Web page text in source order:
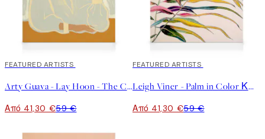
30%*
FEATURED ARTISTS
Arty Guava - Lay Hoon - The Chrysanthemum Καμβάς
Από 41,30 €59 €
30%*
FEATURED ARTISTS
Leigh Viner - Palm in Color Καμβάς
Από 41,30 €59 €